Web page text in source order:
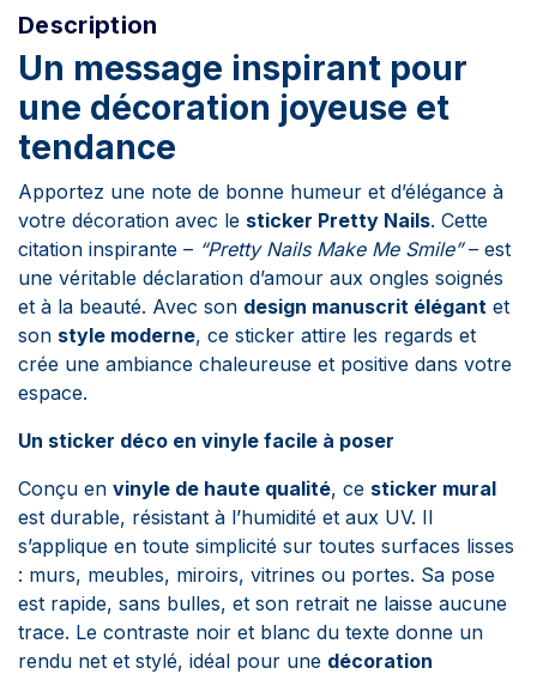
Description
Un message inspirant pour
une décoration joyeuse et
tendance
Apportez une note de bonne humeur et d’élégance à
votre décoration avec le sticker Pretty Nails. Cette
citation inspirante – “Pretty Nails Make Me Smile”– est
une véritable déclaration d’amour aux ongles soignés
et à la beauté. Avec son design manuscrit élégant et
son style moderne, ce sticker attire les regards et
crée une ambiance chaleureuse et positive dans votre
espace.
Un sticker déco en vinyle facile à poser
Conçu en vinyle de haute qualité, ce sticker mural
est durable, résistant à l’humidité et aux UV. Il
s’applique en toute simplicité sur toutes surfaces lisses
: murs, meubles, miroirs, vitrines ou portes. Sa pose
est rapide, sans bulles, et son retrait ne laisse aucune
trace. Le contraste noir et blanc du texte donne un
rendu net et stylé, idéal pour une décoration